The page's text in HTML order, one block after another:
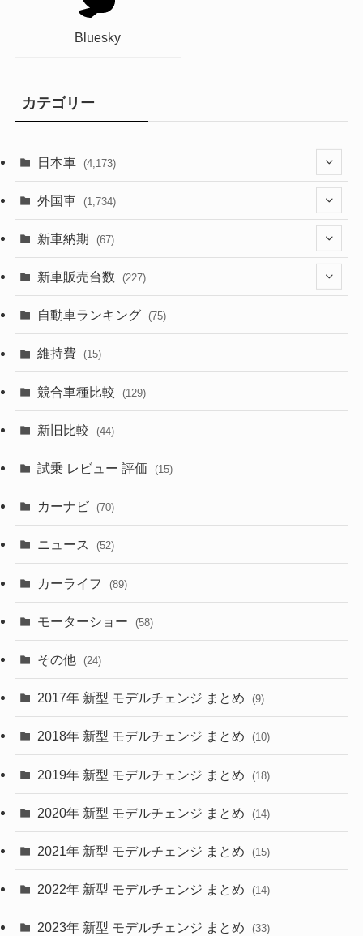
Bluesky
カテゴリー
日本車 (4,173)
(1,321)
(329)
(526)
(357)
(328)
(253)
外国車 (1,734)
(242)
(85)
(84)
(50)
(43)
(6)
(9)
(30)
(27)
(58)
(28)
(27)
(26)
(10)
(35)
(10)
(9)
(22)
新車納期 (67)
(28)
(8)
(3)
(3)
新車販売台数 (227)
(21)
(5)
(7)
自動車ランキング (75)
維持費 (15)
競合車種比較 (129)
新旧比較 (44)
試乗 レビュー 評価 (15)
カーナビ (70)
ニュース (52)
カーライフ (89)
モーターショー (58)
その他 (24)
2017年 新型 モデルチェンジ まとめ (9)
2018年 新型 モデルチェンジ まとめ (10)
2019年 新型 モデルチェンジ まとめ (18)
2020年 新型 モデルチェンジ まとめ (14)
2021年 新型 モデルチェンジ まとめ (15)
2022年 新型 モデルチェンジ まとめ (14)
2023年 新型 モデルチェンジ まとめ (33)